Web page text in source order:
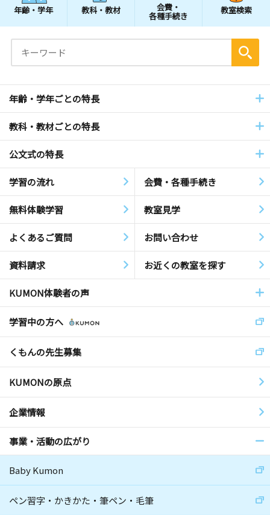
年齢・学年 教科・教材 会費・
各種手続き
教室検索
年齢・学年ごとの特長
教科・教材ごとの特長
公文式の特長
学習の流れ 会費・各種手続き
無料体験学習 教室見学
よくあるご質問 お問い合わせ
資料請求 お近くの教室を探す
KUMON体験者の声
学習中の方へ
くもんの先生募集
KUMONの原点
企業情報
事業・活動の広がり
Baby Kumon
ペン習字・かきかた・筆ペン・毛筆